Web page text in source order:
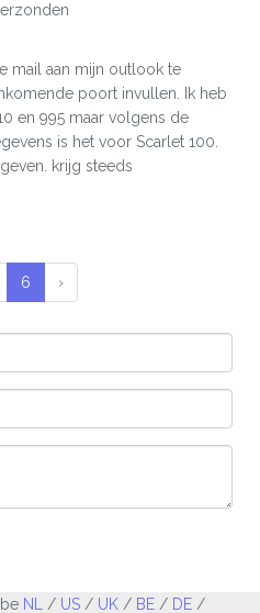
mail aan mijn outlook te
poort invullen. Ik heb
en 995 maar volgens de
is het voor Scarlet 100.
krijg steeds
6 ›
NL / US / UK / BE / DE /